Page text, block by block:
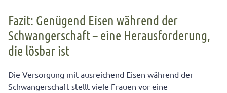
Fazit: Genügend Eisen während der
Schwangerschaft – eine Herausforderung,
die lösbar ist
Die Versorgung mit ausreichend Eisen während der
Schwangerschaft stellt viele Frauen vor eine